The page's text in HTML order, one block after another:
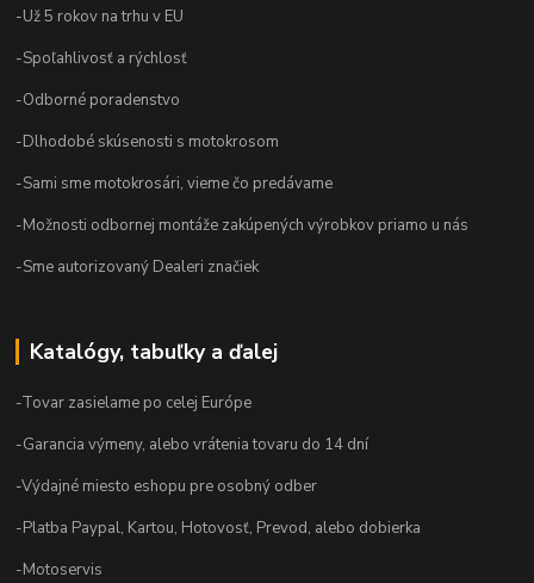
-Už 5 rokov na trhu v EU
-Spoľahlivosť a rýchlosť
-Odborné poradenstvo
-Dlhodobé skúsenosti s motokrosom
-Sami sme motokrosári, vieme čo predávame
-Možnosti odbornej montáže zakúpených výrobkov priamo u nás
-Sme autorizovaný Dealeri značiek
Katalógy, tabuľky a ďalej
-Tovar zasielame po celej Európe
-Garancia výmeny, alebo vrátenia tovaru do 14 dní
-Výdajné miesto eshopu pre osobný odber
-Platba Paypal, Kartou, Hotovosť, Prevod, alebo dobierka
-Motoservis